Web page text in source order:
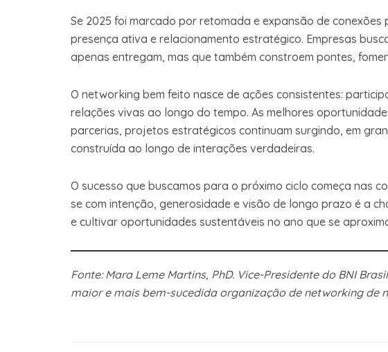
Se 2025 foi marcado por retomada e expansão de conexões
presença ativa e relacionamento estratégico. Empresas
apenas entregam, mas que também constroem pontes,
O networking bem feito nasce de ações consistentes:
relações vivas ao longo do tempo. As melhores
parcerias, projetos estratégicos continuam surgindo, em
construída ao longo de interações verdadeiras.
O sucesso que buscamos para o próximo ciclo começa nas
se com intenção, generosidade e visão de longo prazo é a
e cultivar oportunidades sustentáveis no ano que se
Fonte:Mara Leme Martins, PhD. Vice-Presidente do BNI
maior e mais bem-sucedida organização de networking de